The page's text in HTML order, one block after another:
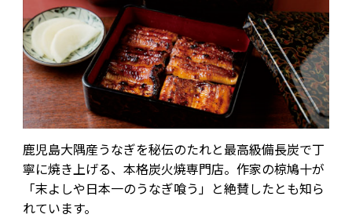
鹿児島大隅産うなぎを秘伝のたれと最高級備長炭で丁
寧に焼き上げる、本格炭火焼専門店。作家の椋鳩十が
「末よしや日本一のうなぎ喰う」と絶賛したとも知ら
れています。